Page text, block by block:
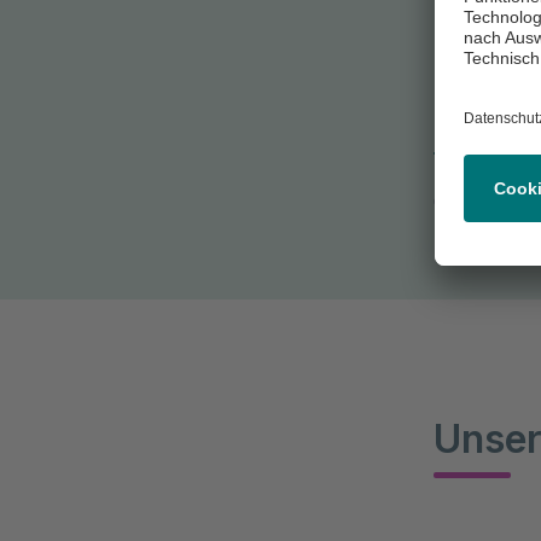
bekannt,
Mehr